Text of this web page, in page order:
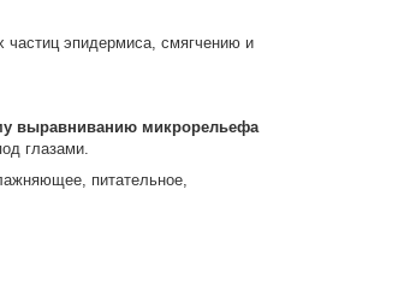
частиц эпидермиса, смягчению и
выравниванию микрорельефа
глазами.
питательное,